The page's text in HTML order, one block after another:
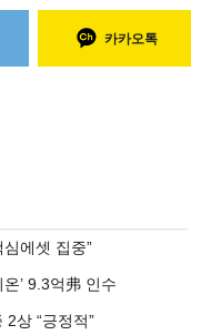
카카오톡
에셋 집중”
’ 9.3억弗 인수
상 “긍정적”